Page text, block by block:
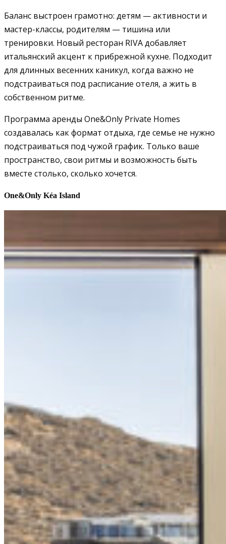
Баланс выстроен грамотно: детям — активности и
мастер-классы, родителям — тишина или
тренировки. Новый ресторан RIVA добавляет
итальянский акцент к прибрежной кухне. Подходит
для длинных весенних каникул, когда важно не
подстраиваться под расписание отеля, а жить в
собственном ритме.
Программа аренды One&Only Private Homes
создавалась как формат отдыха, где семье не нужно
подстраиваться под чужой график. Только ваше
пространство, свои ритмы и возможность быть
вместе столько, сколько хочется.
One&Only Kéa Island